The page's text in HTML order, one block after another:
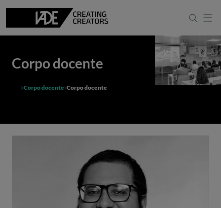
Corpo docente
Corpo docente Corpo docente